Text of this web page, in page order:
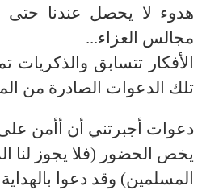
هدوء لا يحصل عندنا حتى
مجالس العزاء...
الأفكار تتسابق
تلك الدعوات الصادرة من
دعوات أجبرتني أن أأمن
يخص الحضور (فلا يجوز لنا
المسلمين) وقد دعوا